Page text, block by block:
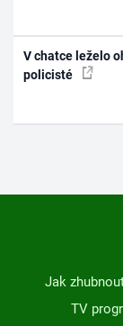
V chatce leželo
policisté
Jak
TV